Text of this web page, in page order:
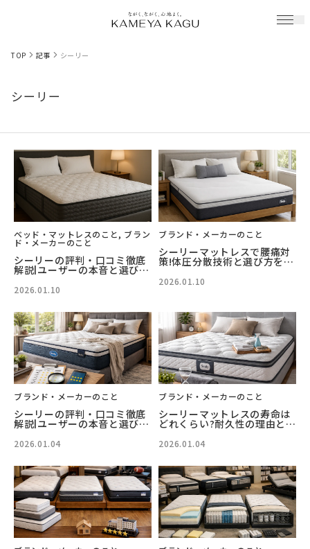
TOP 記事 シーリー
シーリー
ベッド・マットレスのこと, ブラン
ド・メーカーのこと
シーリーの評判・口コミ徹底
解説|ユーザーの本音と選び方
2026.01.10
ブランド・メーカーのこと
シーリーマットレスで腰痛対
策!体圧分散技術と選び方を徹
2026.01.10
ブランド・メーカーのこと
シーリーの評判・口コミ徹底
解説|ユーザーの本音と選び方
2026.01.04
ブランド・メーカーのこと
シーリーマットレスの寿命は
どれくらい?耐久性の理由と長
2026.01.04